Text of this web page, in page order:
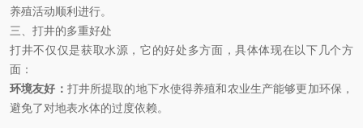
养殖活动顺利进行。
三、打井的多重好处
打井不仅仅是获取水源，它的好处多方面，具体体现在以下几个方
面：
环境友好： 打井所提取的地下水使得养殖和农业生产能够更加环保，
避免了对地表水体的过度依赖。